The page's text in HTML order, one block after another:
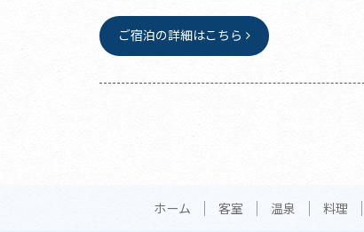
ご宿泊の詳細はこちら
ホーム 客室 温泉 料理